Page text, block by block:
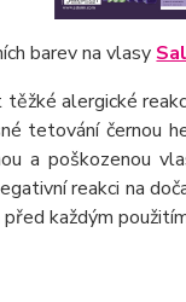
barev na vlasy
alergické
tetování černou
a poškozenou
reakci na
každým